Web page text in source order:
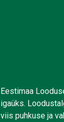
Eestimaa
igaüks.
viis puhkuse ja